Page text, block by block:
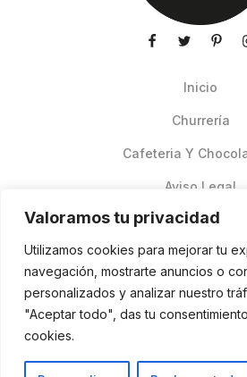
Valoramos tu privacidad
Utilizamos cookies para mejorar tu
navegación, mostrarte anuncios o
personalizados y analizar nuestro
"Aceptar todo", das tu
cookies.
Inicio
Churrería
Cafeteria Y
Aviso Legal
Pedidos Online
Contacto